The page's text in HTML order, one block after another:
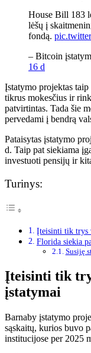
House Bill 183
lėšų į
fondą.
– Bitcoin
16 d
Įstatymo projektas
tikrus mokesčius ir
patvirtintas. Tada šie
pervedami į bendrą
Pataisytas įstatymo
d. Taip pat siekiama
investuoti pensijų ir
Turinys:
Įteisinti tik trys
Florida siekia
Susiję
Įteisinti tik
įstatymai
Barnaby įstatymo
sąskaitų, kurios buvo
institucijose per 2025